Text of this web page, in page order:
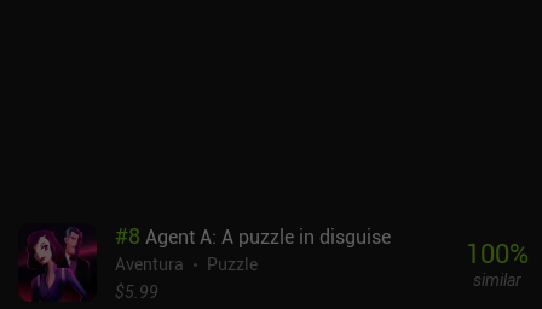
#8 Agent A: A puzzle in disguise
Aventura
Puzzle
$5.99
100%
similar